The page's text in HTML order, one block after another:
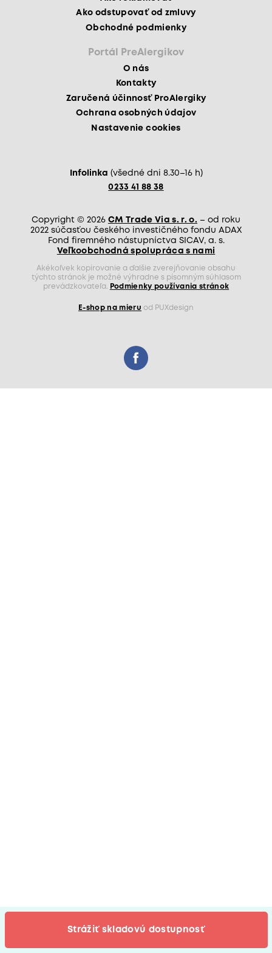
Strážiť skladovú dostupnosť
Ako odstupovať od zmluvy
Obchodné podmienky
Portál PreAlergikov
O nás
Kontakty
Zaručená účinnosť ProAlergiky
Ochrana osobných údajov
Nastavenie cookies
Infolinka (všedné dni 8.30–16 h)
0233 41 88 38
Copyright © 2026 CM Trade Via s. r. o. – od roku
2022 súčasťou českého investičného fondu ADAX
Fond firemného nástupníctva SICAV, a. s.
Veľkoobchodná spolupráca s nami
Akékoľvek kopírovanie a ďalšie zverejňovanie obsahu
týchto stránok je možné výhradne s písomným súhlasom
prevádzkovateľa.
Podmienky používania stránok
E-shop na mieru od PUXdesign